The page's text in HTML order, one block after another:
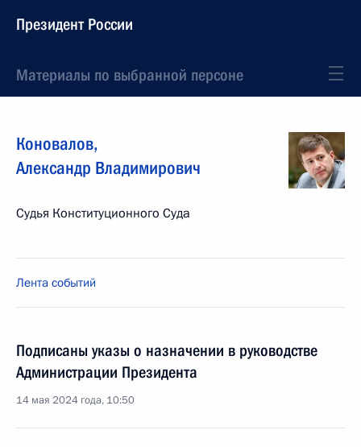
Президент России
Материалы по выбранной персоне
Коновалов,
Александр Владимирович
Судья Конституционного Суда
Лента событий
Подписаны указы о назначении в руководстве
Администрации Президента
14 мая 2024 года, 10:50